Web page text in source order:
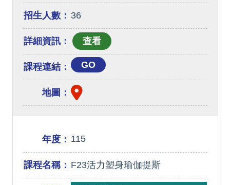
招生人數： 36
詳細資訊：
課程連結： GO
地圖：
年度： 115
課程名稱： F23活力塑身瑜伽提斯